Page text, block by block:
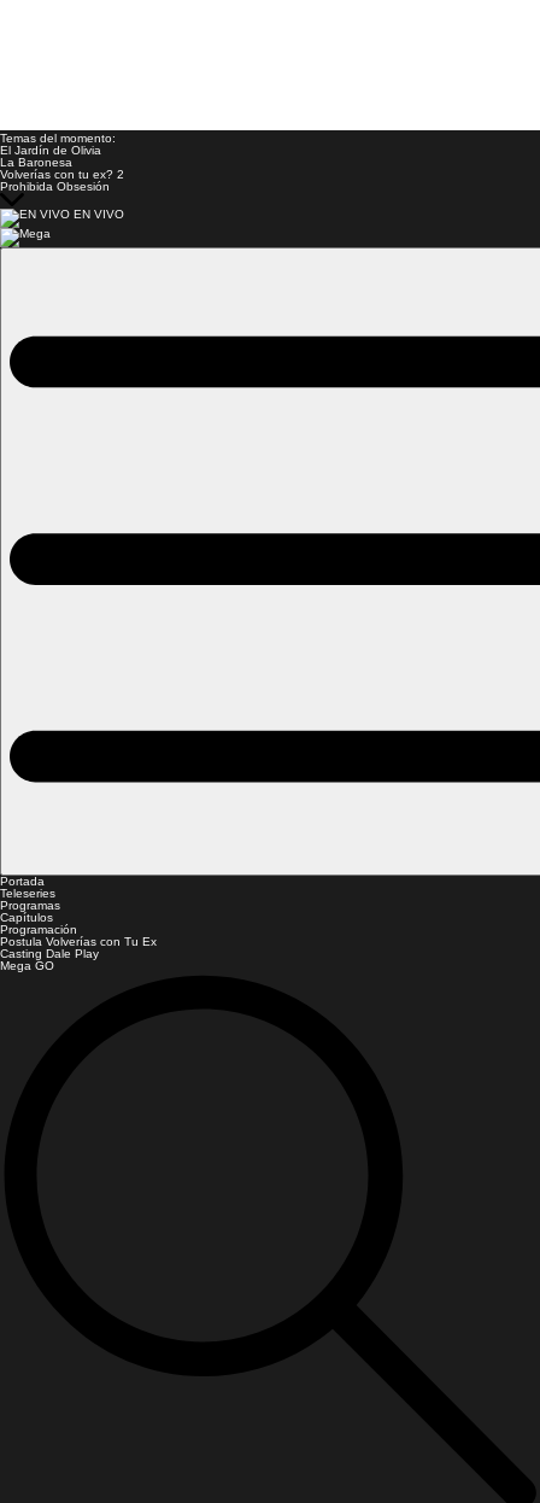
Temas del momento:
El Jardín de Olivia
La Baronesa
Volverías con tu ex? 2
Prohibida Obsesión
EN VIVO
Portada
Teleseries
Programas
Capítulos
Programación
Postula Volverías con Tu Ex
Casting Dale Play
Mega GO